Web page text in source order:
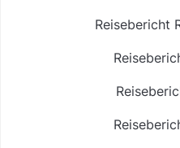
Reisebericht